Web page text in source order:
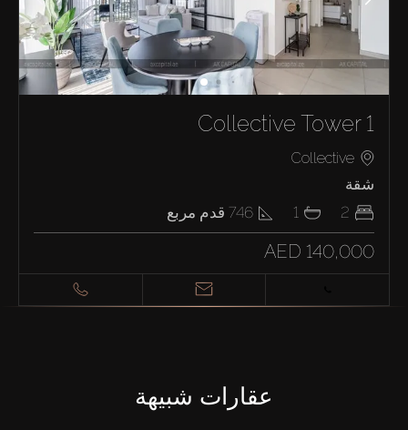
Collective Tower 1
Collective
شقة
2
1
746 قدم مربع
AED 140,000
عقارات شبيهة